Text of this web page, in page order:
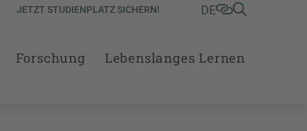
JETZT STUDIENPLATZ SICHERN! DE
Forschung Lebenslanges Lernen